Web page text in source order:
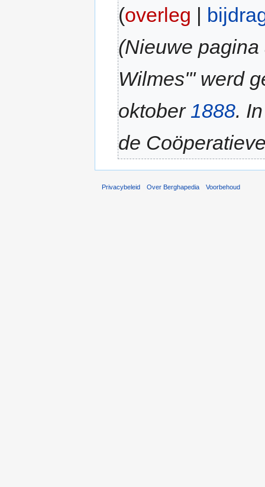
(overleg
(Nieuwe
Wilmes''' werd
oktober 1888.
de
Privacybeleid Over Berghapedia Voorbehoud